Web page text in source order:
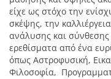
είχε ως στόχο την
σκέψης, την
ανάλυσης και
ερεθίσματα από ένα
όπως Αστροφυσική,
Φιλοσοφία,